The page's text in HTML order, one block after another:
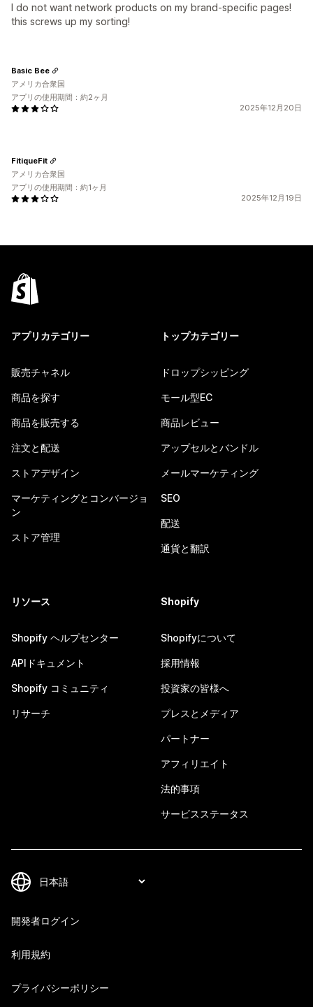
I do not want network products on my brand-specific pages!
this screws up my sorting!
2025年12月20日
Basic Bee
アメリカ合衆国
アプリの使用期間：約2ヶ月
2025年12月19日
FitiqueFit
アメリカ合衆国
アプリの使用期間：約1ヶ月
アプリカテゴリー
販売チャネル
商品を探す
商品を販売する
注文と配送
ストアデザイン
マーケティングとコンバージョ
ン
ストア管理
トップカテゴリー
ドロップシッピング
モール型EC
商品レビュー
アップセルとバンドル
メールマーケティング
SEO
配送
通貨と翻訳
リソース
Shopify ヘルプセンター
APIドキュメント
Shopify コミュニティ
リサーチ
Shopify
Shopifyについて
採用情報
投資家の皆様へ
プレスとメディア
パートナー
アフィリエイト
法的事項
サービスステータス
開発者ログイン
利用規約
プライバシーポリシー